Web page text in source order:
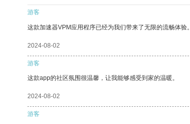
游客
这款加速器VPM应用程序已经为我们带来了无限的流畅体验。
2024-08-02
游客
这款app的社区氛围很温馨，让我能够感受到家的温暖。
2024-08-02
游客